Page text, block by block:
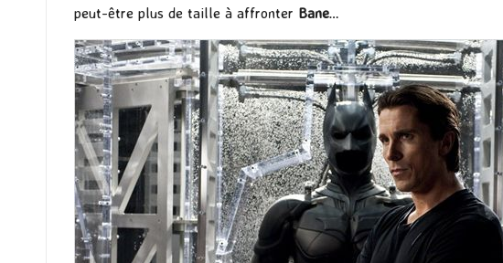
peut-être plus de taille à affronter Bane…